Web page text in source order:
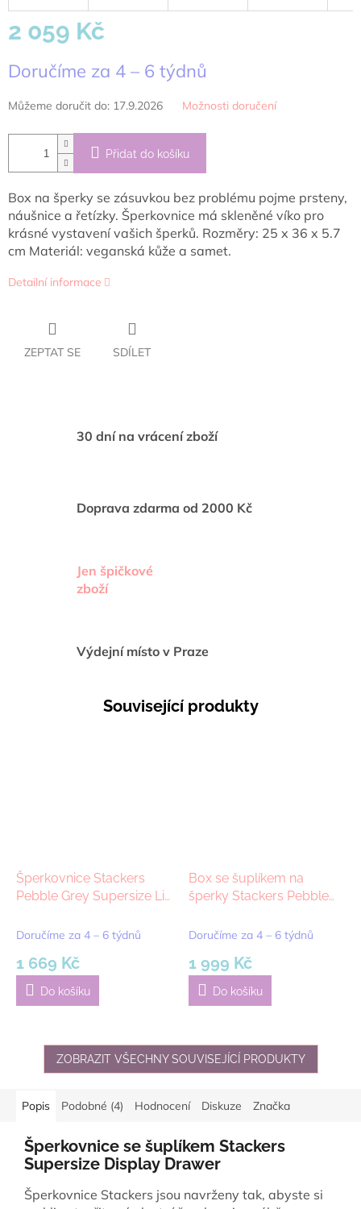
2 059 Kč
cena:
Doručíme za 4 – 6 týdnů
Můžeme doručit do: 17.9.2026 Možnosti doručení
Přidat do košíku
Box na šperky se zásuvkou bez problému pojme prsteny,
náušnice a řetízky. Šperkovnice má skleněné víko pro
krásné vystavení vašich šperků. Rozměry: 25 x 36 x 5.7
cm Materiál: veganská kůže a samet.
Detailní informace
ZEPTAT SE SDÍLET
30 dní na vrácení zboží
Doprava zdarma od 2000 Kč
Jen špičkové
zboží
Výdejní místo v Praze
Související produkty
Šperkovnice Stackers
Pebble Grey Supersize Lid
Doručíme za 4 – 6 týdnů
1 669 Kč
Do košíku
Box se šuplíkem na
šperky Stackers Pebble
Accessory Drawer | šedá
Doručíme za 4 – 6 týdnů
1 999 Kč
Do košíku
ZOBRAZIT VŠECHNY SOUVISEJÍCÍ PRODUKTY
Popis Podobné (4) Hodnocení Diskuze Značka
Šperkovnice se šuplíkem Stackers
Supersize Display Drawer
Šperkovnice Stackers jsou navrženy tak, abyste si